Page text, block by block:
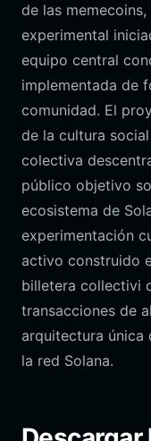
de las
experimental
equipo central
implementada de
comunidad. El
de la cultura
colectiva
público objetivo
ecosistema de
experimentación
activo construido
billetera collectivi
transacciones de
arquitectura
la red Solana.